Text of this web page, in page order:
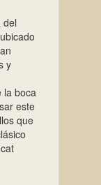
del
y
la boca
este
que